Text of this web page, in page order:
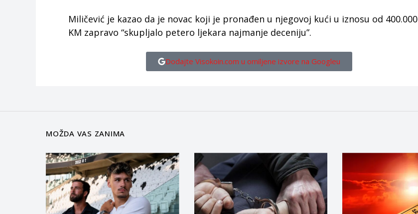
Miličević je kazao da je novac koji je pronađen u njegovoj kući u iznosu od 400.000
KM zapravo “skupljalo petero ljekara najmanje deceniju”.
Dodajte Visokoin.com u omiljene izvore na Googleu
MOŽDA VAS ZANIMA